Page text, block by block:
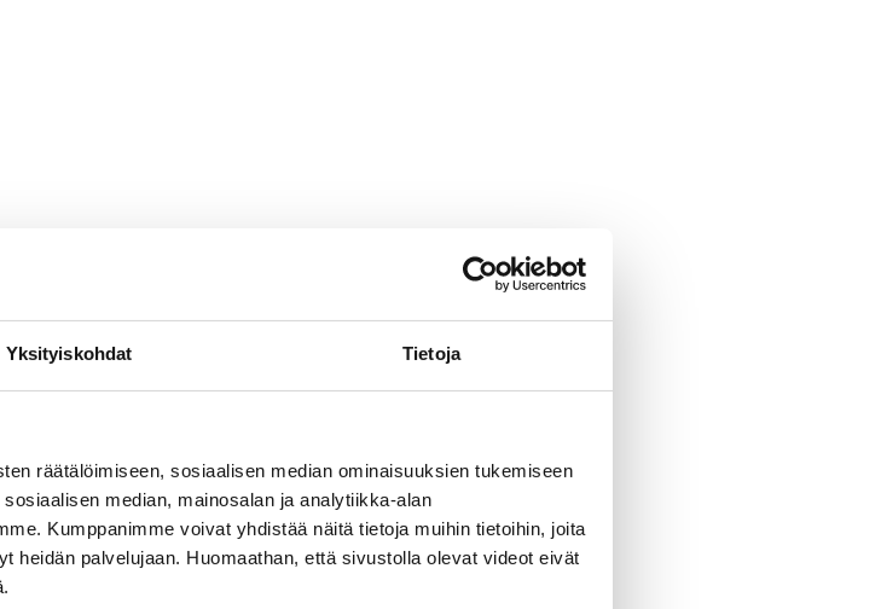
Yksityiskohdat Tietoja
räätälöimiseen, sosiaalisen median ominaisuuksien tukemiseen
median, mainosalan ja analytiikka-alan
Kumppanimme voivat yhdistää näitä tietoja muihin tietoihin, joita
heidän palvelujaan. Huomaathan, että sivustolla olevat videot eivät